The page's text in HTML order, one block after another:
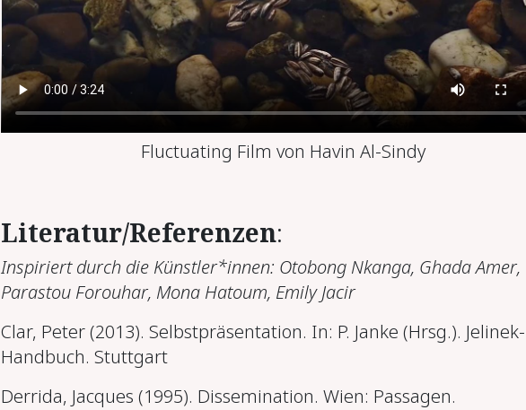
Fluctuating Film von Havin Al-Sindy
Literatur/Referenzen:
Inspiriert durch die Künstler*innen: Otobong Nkanga, Ghada Amer,
Parastou Forouhar, Mona Hatoum, Emily Jacir
Clar, Peter (2013). Selbstpräsentation. In: P. Janke (Hrsg.). Jelinek-
Handbuch. Stuttgart
Derrida, Jacques (1995). Dissemination. Wien: Passagen.